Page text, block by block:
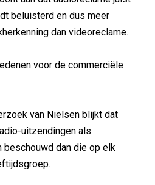
beluisterd en dus meer
dan videoreclame.
voor de commerciële
van Nielsen blijkt dat
uitzendingen als
beschouwd dan die op elk